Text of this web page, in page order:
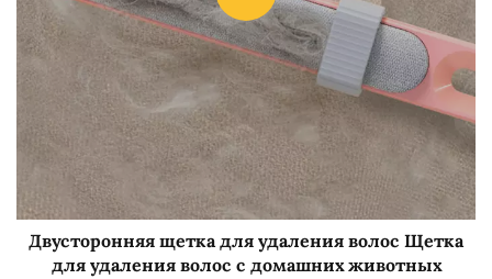
Двусторонняя щетка для удаления волос Щетка
для удаления волос с домашних животных